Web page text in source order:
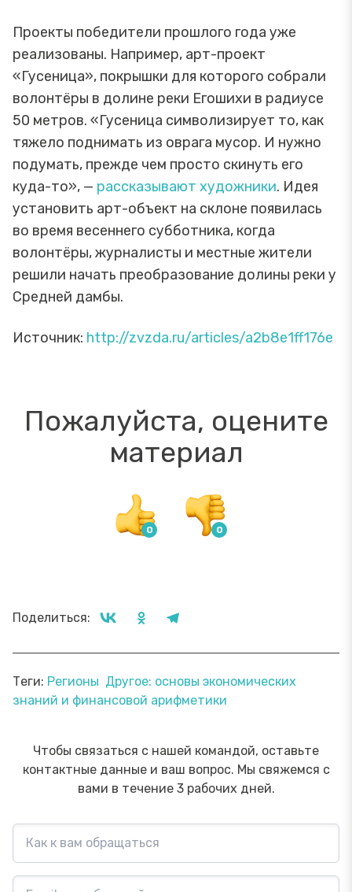
Проекты победители прошлого года уже
реализованы. Например, арт-проект
«Гусеница», покрышки для которого собрали
волонтёры в долине реки Егошихи в радиусе
50 метров. «Гусеница символизирует то, как
тяжело поднимать из оврага мусор. И нужно
подумать, прежде чем просто скинуть его
куда-то», — рассказывают художники. Идея
установить арт-объект на склоне появилась
во время весеннего субботника, когда
волонтёры, журналисты и местные жители
решили начать преобразование долины реки у
Средней дамбы.
Источник: http://zvzda.ru/articles/a2b8e1ff176e
Пожалуйста, оцените
материал
Поделиться:
Теги: Регионы Другое: основы экономических
знаний и финансовой арифметики
Чтобы связаться с нашей командой, оставьте
контактные данные и ваш вопрос. Мы свяжемся с
вами в течение 3 рабочих дней.